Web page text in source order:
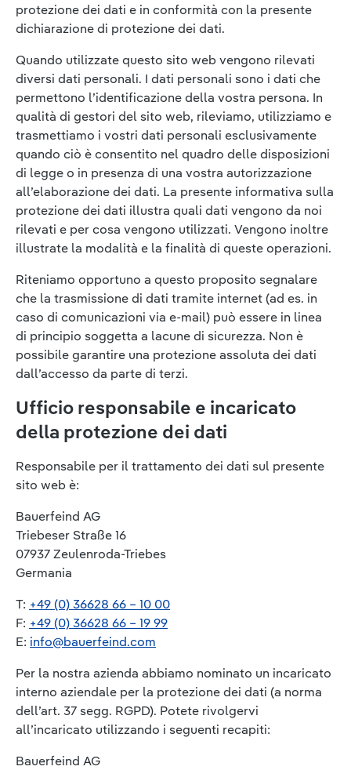
protezione dei dati e in conformità con la presente
dichiarazione di protezione dei dati.
Quando utilizzate questo sito web vengono rilevati
diversi dati personali. I dati personali sono i dati che
permettono l’identificazione della vostra persona. In
qualità di gestori del sito web, rileviamo, utilizziamo e
trasmettiamo i vostri dati personali esclusivamente
quando ciò è consentito nel quadro delle disposizioni
di legge o in presenza di una vostra autorizzazione
all’elaborazione dei dati. La presente informativa sulla
protezione dei dati illustra quali dati vengono da noi
rilevati e per cosa vengono utilizzati. Vengono inoltre
illustrate la modalità e la finalità di queste operazioni.
Riteniamo opportuno a questo proposito segnalare
che la trasmissione di dati tramite internet (ad es. in
caso di comunicazioni via e-mail) può essere in linea
di principio soggetta a lacune di sicurezza. Non è
possibile garantire una protezione assoluta dei dati
dall’accesso da parte di terzi.
Ufficio responsabile e incaricato
della protezione dei dati
Responsabile per il trattamento dei dati sul presente
sito web è:
Bauerfeind AG
Triebeser Straße 16
07937 Zeulenroda-Triebes
Germania
T: +49 (0) 36628 66 – 10 00
F: +49 (0) 36628 66 – 19 99
E: info@bauerfeind.com
Per la nostra azienda abbiamo nominato un incaricato
interno aziendale per la protezione dei dati (a norma
dell’art. 37 segg. RGPD). Potete rivolgervi
all’incaricato utilizzando i seguenti recapiti:
Bauerfeind AG